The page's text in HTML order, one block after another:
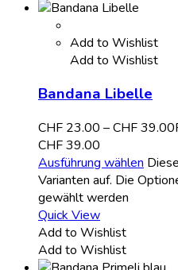
Add to Wishlist
Add to Wishlist
Bandana Libelle
CHF 23.00 –CHF39.00
CHF 39.00
Ausführung wählen
Varianten auf. Die
gewählt werden
Quick View
Add to Wishlist
Add to Wishlist